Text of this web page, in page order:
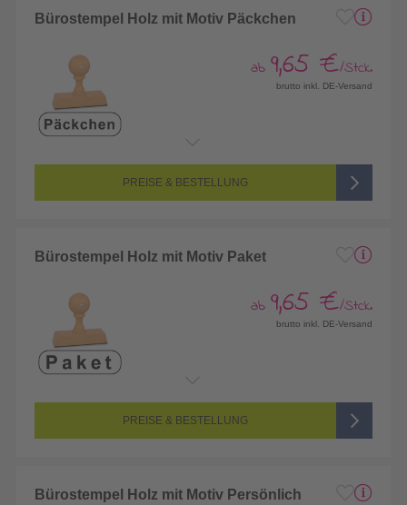
Bürostempel Holz mit Motiv Päckchen
ab 9,65 €/Stck.
brutto inkl. DE-Versand
PREISE & BESTELLUNG
Bürostempel Holz mit Motiv Paket
ab 9,65 €/Stck.
brutto inkl. DE-Versand
PREISE & BESTELLUNG
Bürostempel Holz mit Motiv Persönlich